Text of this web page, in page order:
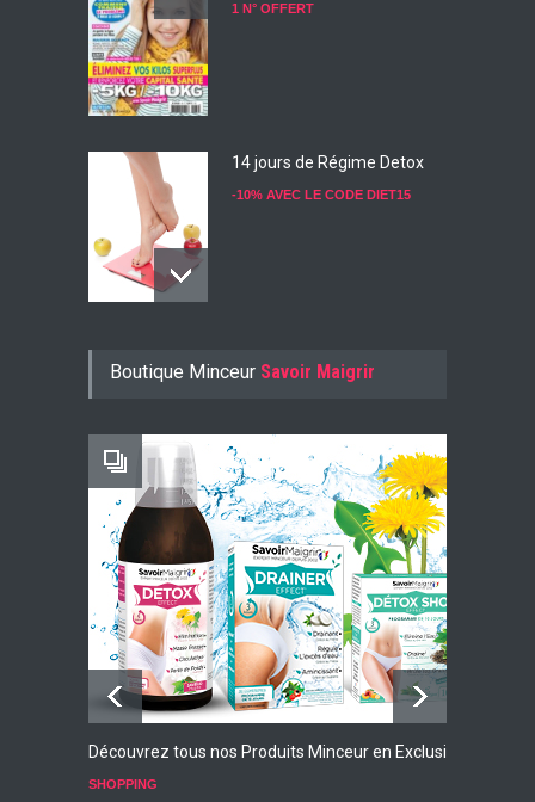
1 N° OFFERT
14 jours de Régime Detox
-10% AVEC LE CODE DIET15
-10% AVEC LE CODE KONJ10
Faites Votre Bilan Minceur
GRATUIT
Boutique Minceur Savoir Maigrir
Découvrez tous nos Produits Minceur en Exclusivité
SHOPPING